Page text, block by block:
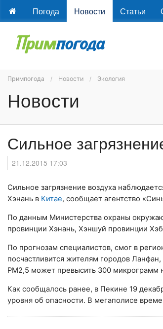
Погода Новости Статьи
Примпогода Новости Экология
Новости
Сильное
21.12.2015 17:03
Сильное загрязнение воздуха
Хэнань в Китае, сообщает агентство
По данным Министерства охраны
провинции Хэнань, Хэншуй провинции
По прогнозам специалистов, смог в
посчастливится жителям городов
PM2,5 может превысить 300 микрограмм
Как сообщалось ранее, в Пекине 19
уровня об опасности. В мегаполисе